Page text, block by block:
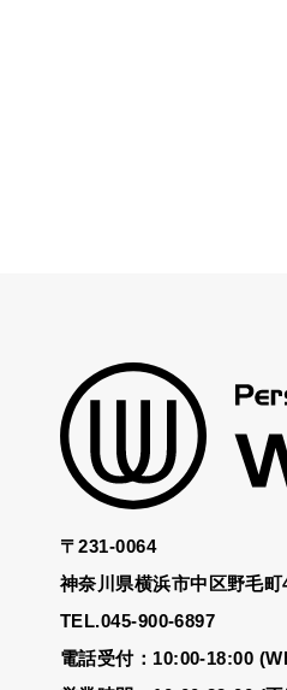
〒231-0064
神奈川県横浜市中区野毛
TEL.045-900-6897
電話受付：10:00-18:00